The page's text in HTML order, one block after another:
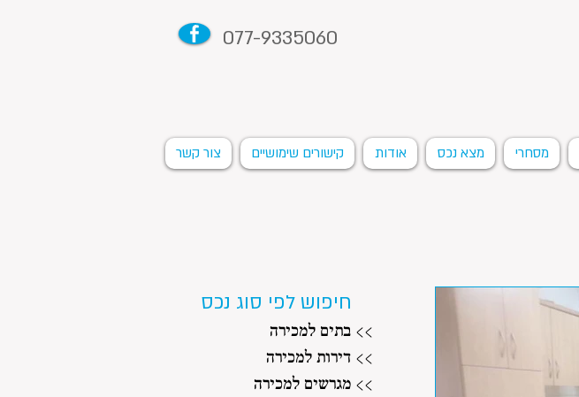
077-9335060
מסחרי מצא נכס אודות קישורים שימושיים צור קשר
חיפוש לפי סוג נכס
>> בתים למכירה
>> דירות למכירה
>> מגרשים למכירה